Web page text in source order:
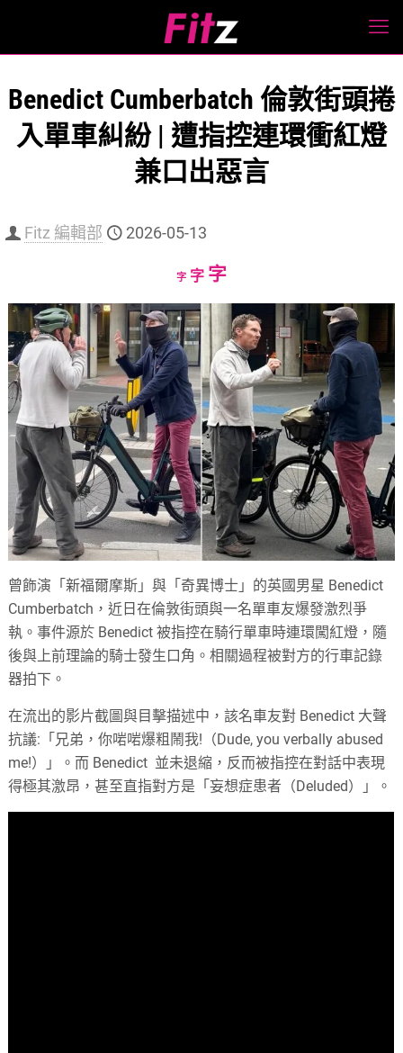
Benedict Cumberbatch 倫敦街頭捲
入單車糾紛 | 遭指控連環衝紅燈
兼口出惡言
Fitz 編輯部 2026-05-13
字Decrease
size.
字Reset
size.
字Increase
size.
曾飾演「新福爾摩斯」與「奇異博士」的英國男星 Benedict
Cumberbatch，近日在倫敦街頭與一名單車友爆發激烈爭
執。事件源於 Benedict 被指控在騎行單車時連環闖紅燈，隨
後與上前理論的騎士發生口角。相關過程被對方的行車記錄
器拍下。
在流出的影片截圖與目擊描述中，該名車友對 Benedict 大聲
抗議:「兄弟，你啱啱爆粗鬧我!（Dude, you verbally abused
me!）」。而 Benedict 並未退縮，反而被指控在對話中表現
得極其激昂，甚至直指對方是「妄想症患者（Deluded）」。